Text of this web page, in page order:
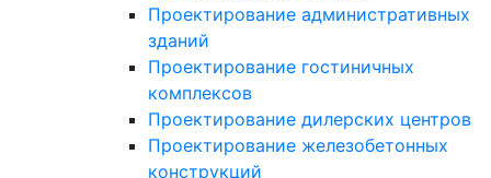
Проектирование административных
зданий
Проектирование гостиничных
комплексов
Проектирование дилерских центров
Проектирование железобетонных
конструкций